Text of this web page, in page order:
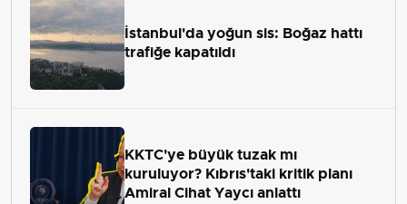
İstanbul'da yoğun sis: Boğaz hattı
trafiğe kapatıldı
KKTC'ye büyük tuzak mı
kuruluyor? Kıbrıs'taki kritik planı
Amiral Cihat Yaycı anlattı